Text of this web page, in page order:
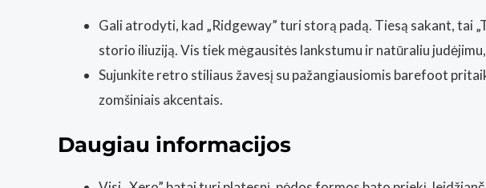
Gali atrodyti, kad „Ridgeway” turi storą padą. Tiesą sakant, tai
storio iliuziją. Vis tiek mėgausitės lankstumu ir natūraliu
Sujunkite retro stiliaus žavesį su pažangiausiomis barefoot
zomšiniais akcentais.
Daugiau informacijos